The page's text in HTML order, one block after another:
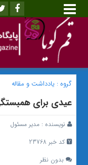
گروه : یادداشت و مقاله
عیدی برای
نویسنده : مدیر مسئول
کد خبر 23768
بدون نظر